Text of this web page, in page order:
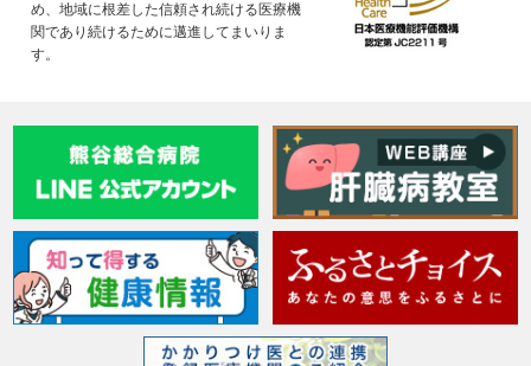
め、地域に根差した信頼され続ける医療機
関であり続けるために邁進してまいりま
す。